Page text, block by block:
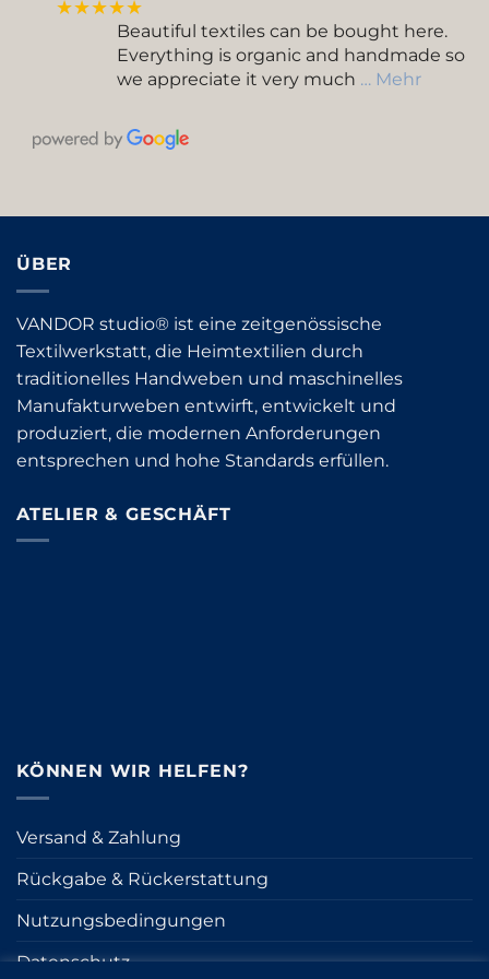
★★★★★
Beautiful textiles can be bought here.
Everything is organic and handmade so
we appreciate it very much … Mehr
ÜBER
VANDOR studio® ist eine zeitgenössische
Textilwerkstatt, die Heimtextilien durch
traditionelles Handweben und maschinelles
Manufakturweben entwirft, entwickelt und
produziert, die modernen Anforderungen
entsprechen und hohe Standards erfüllen.
ATELIER & GESCHÄFT
KÖNNEN WIR HELFEN?
Versand & Zahlung
Rückgabe & Rückerstattung
Nutzungsbedingungen
Datenschutz